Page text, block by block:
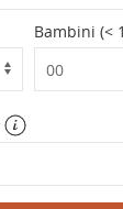
Bambini (<